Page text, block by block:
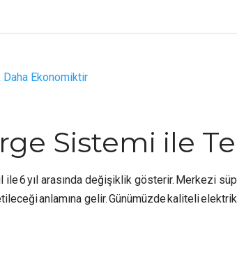
Sistemi ile
ile 6 yıl arasında değişiklik gösterir. Merkezi
anlamına gelir. Günümüzde kaliteli